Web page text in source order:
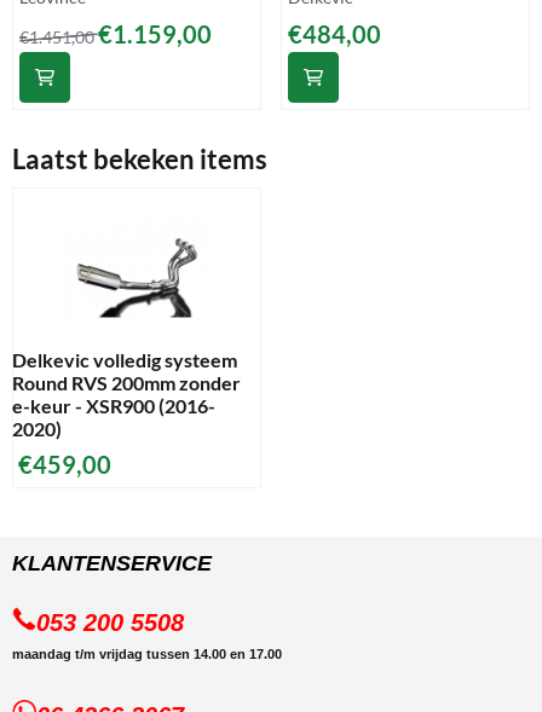
Van 1 451,00 voor 1 159,00
€1.451,00€1.159,00 Prijs: 484,00
€484,00
Laatst bekeken items
Delkevic volledig systeem
Round RVS 200mm zonder
e-keur - XSR900 (2016-
2020)
€459,00
KLANTENSERVICE
053 200 5508
maandag t/m vrijdag tussen 14.00 en 17.00